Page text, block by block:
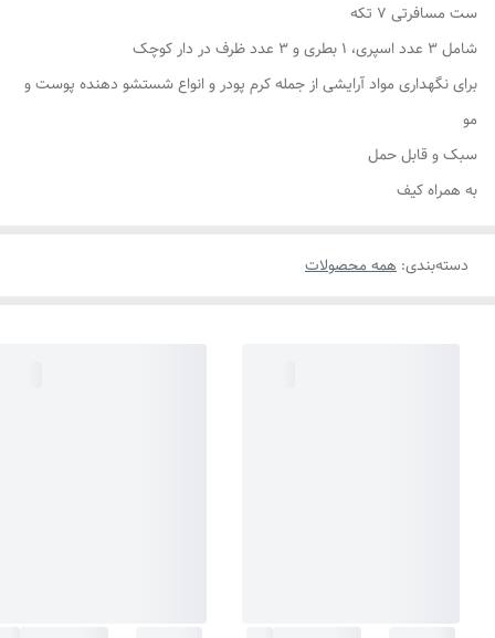
ست مسافرتی 7 تکه
شامل 3 عدد اسپری، 1 بطری و 3 عدد ظرف در‌ دار کوچک
برای نگهداری مواد آرایشی از جمله کرم پودر و انواع شستشو دهنده پوست و
مو
سبک و قابل حمل
به همراه کیف
دسته‌بندی: همه محصولات